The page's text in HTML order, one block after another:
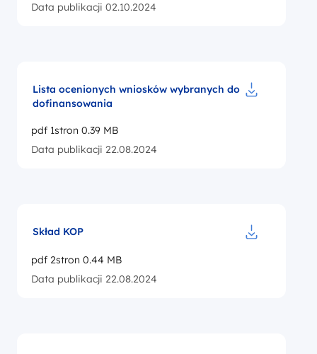
Data publikacji 02.10.2024
Lista ocenionych wniosków wybranych do
dofinansowania
pdf 1stron 0.39 MB
Data publikacji 22.08.2024
Skład KOP
pdf 2stron 0.44 MB
Data publikacji 22.08.2024